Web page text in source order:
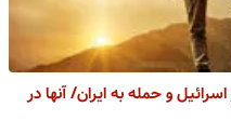
و حمله به ایران/ آنها در